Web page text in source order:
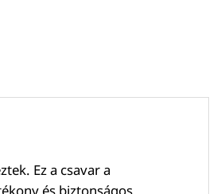
Ez a csavar a
és biztonságos